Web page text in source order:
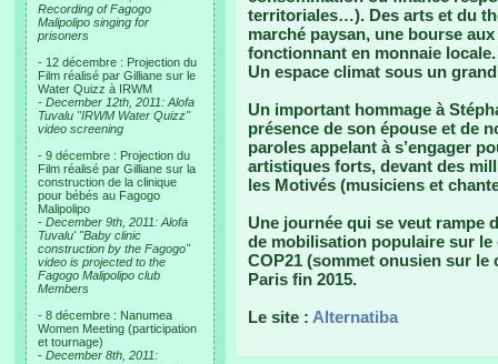
Recording of Fagogo
Malipolipo singing for
prisoners
- 12 décembre : Projection du
Film réalisé par Gilliane sur le
Water Quizz à IRWM
- December 12th, 2011: Alofa
Tuvalu "IRWM Water Quizz"
video screening
- 9 décembre : Projection du
Film réalisé par Gilliane sur la
construction de la clinique
pour bébés au Fagogo
Malipolipo
- December 9th, 2011: Alofa
Tuvalu' "Baby clinic
construction by the Fagogo"
video is projected to the
Fagogo Malipolipo club
Members
- 8 décembre : Nanumea
Women Meeting (participation
et tournage)
- December 8th, 2011:
territoriales…). Des arts et du
marché paysan, une bourse
fonctionnant en monnaie locale.
Un espace climat sous un
Un important hommage à
présence de son épouse et de
paroles appelant à s’engager
artistiques forts, devant des
les Motivés (musiciens et
Une journée qui se veut rampe
de mobilisation populaire sur le
COP21 (sommet onusien sur
Paris fin 2015.
Le site : Alternatiba